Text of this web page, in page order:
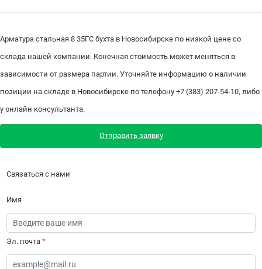
Арматура стальная 8 35ГС бухта в Новосибирске по низкой цене со
склада нашей компании. Конечная стоимость может меняться в
зависимости от размера партии. Уточняйте информацию о наличии
позиции на складе в Новосибирске по телефону +7 (383) 207-54-10, либо
у онлайн консультанта.
Отправить заявку
Связаться с нами
Имя
Эл. почта *